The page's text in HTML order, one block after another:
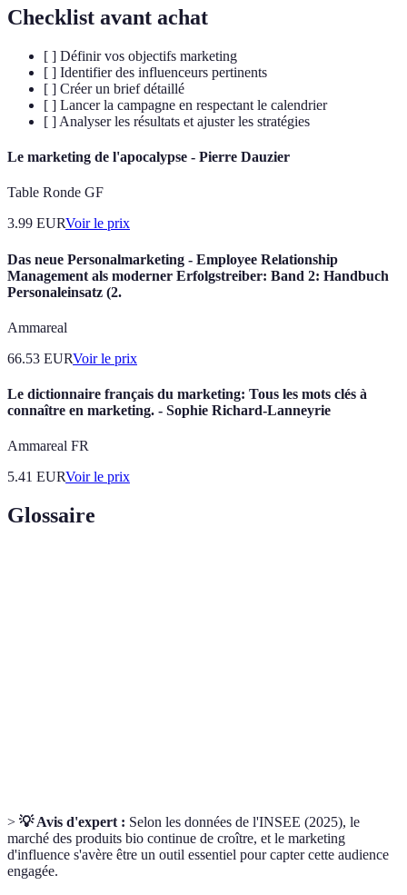
Checklist avant achat
[ ] Définir vos objectifs marketing
[ ] Identifier des influenceurs pertinents
[ ] Créer un brief détaillé
[ ] Lancer la campagne en respectant le calendrier
[ ] Analyser les résultats et ajuster les stratégies
Le marketing de l'apocalypse - Pierre Dauzier
Table Ronde GF
3.99 EURVoir le prix
Das neue Personalmarketing - Employee Relationship
Management als moderner Erfolgstreiber: Band 2: Handbuch
Personaleinsatz (2.
Ammareal
66.53 EURVoir le prix
Le dictionnaire français du marketing: Tous les mots clés à
connaître en marketing. - Sophie Richard-Lanneyrie
Ammareal FR
5.41 EURVoir le prix
Glossaire
> 💡 Avis d'expert : Selon les données de l'INSEE (2025), le
marché des produits bio continue de croître, et le marketing
d'influence s'avère être un outil essentiel pour capter cette audience
engagée.